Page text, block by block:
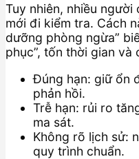
Tuy nhiên, nhiều
mới đi kiểm tra. Cách
dưỡng phòng ngừa”
phục”, tốn thời gian và
Đúng hạn: giữ ổn
phản hồi.
Trễ hạn: rủi ro
ma sát.
Không rõ lịch sử:
quy trình chuẩn.